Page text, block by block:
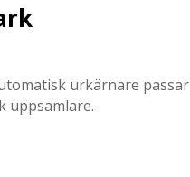
urkärnare passar
uppsamlare.